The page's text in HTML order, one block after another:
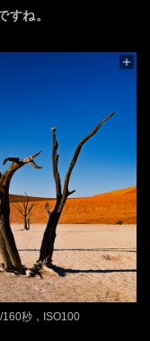
すね。
秒，ISO100